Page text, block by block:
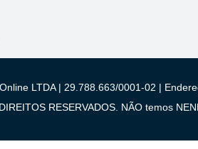
LTDA | 29.788.663/0001-02 |
RESERVADOS. NÃO temos